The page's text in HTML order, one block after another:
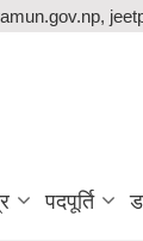
पदपूर्ति